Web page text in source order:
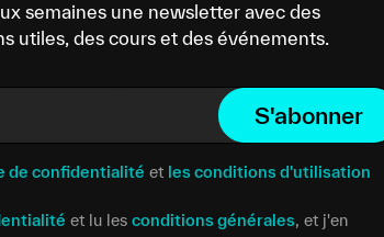
semaines une newsletter avec des
utiles, des cours et des événements.
S'abonner
de confidentialité et les conditions d'utilisation
et lu les conditions générales, et j'en